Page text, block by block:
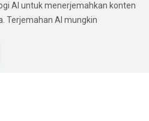
AI untuk menerjemahkan konten
Terjemahan AI mungkin